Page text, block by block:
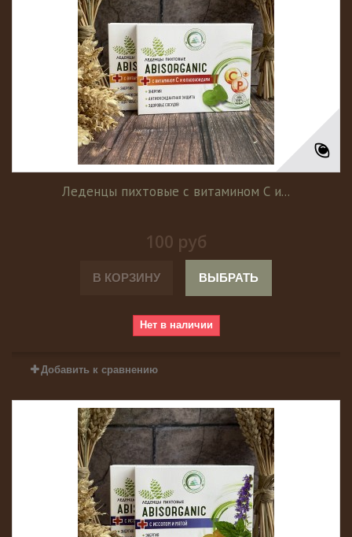
Леденцы пихтовые с витамином С и...
100 руб
В КОРЗИНУ ВЫБРАТЬ
Нет в наличии
Добавить к сравнению